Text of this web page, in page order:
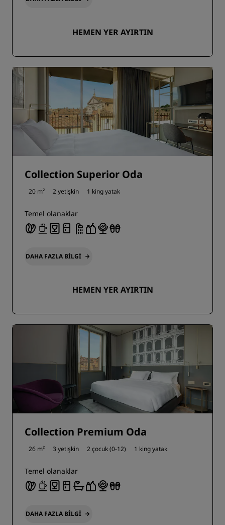
HEMEN YER AYIRTIN
Collection Superior Oda
20 m² 2 yetişkin 1 king yatak
Temel olanaklar
DAHA FAZLA BILGI
HEMEN YER AYIRTIN
Collection Premium Oda
26 m² 3 yetişkin 2 çocuk (0-12) 1 king yatak
Temel olanaklar
DAHA FAZLA BILGI